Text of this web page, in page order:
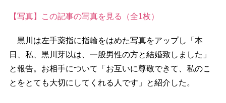
【写真】この記事の写真を見る（全1枚）
黒川は左手薬指に指輪をはめた写真をアップし「本
日、私、黒川芽以は、一般男性の方と結婚致しました」
と報告。お相手について「お互いに尊敬できて、私のこ
とをとても大切にしてくれる人です」と紹介した。